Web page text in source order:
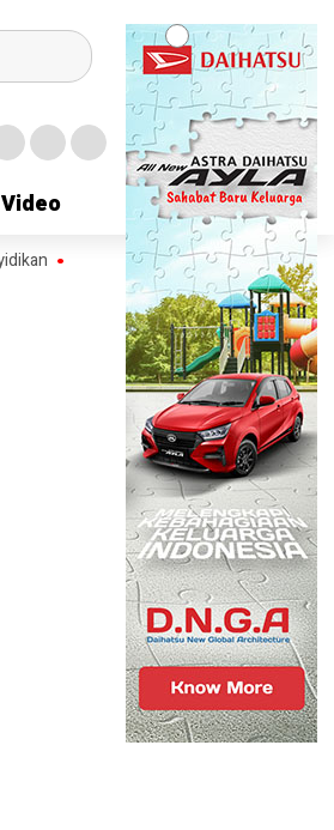
Video
Video
Bantah Prabowo Hina Wartawan dan LSM,